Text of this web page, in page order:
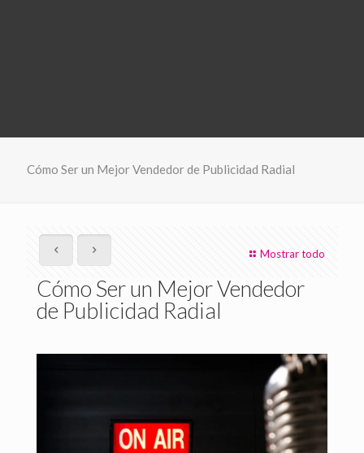
Cómo Ser un Mejor Vendedor de Publicidad Radial
Mostrar todo
Cómo Ser un Mejor Vendedor
de Publicidad Radial